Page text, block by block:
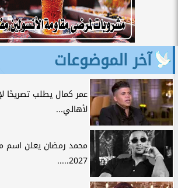
آخر الموضوعات
عمر كمال يطلب تصريحًا
لأهالي...
محمد رمضان يعلن
2027.....